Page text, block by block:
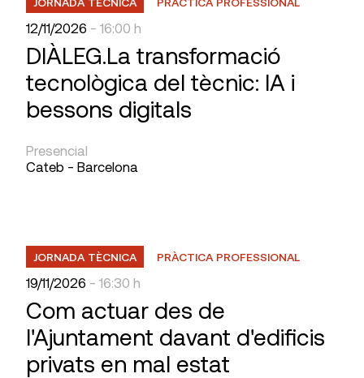
12/11/2026 - 16:00 h
DIÀLEG.La transformació
tecnològica del tècnic: IA i
bessons digitals
Presencial
Cateb - Barcelona
JORNADA TÈCNICA PRÀCTICA PROFESSIONAL
19/11/2026 - 16:30 h
Com actuar des de
l'Ajuntament davant d'edificis
privats en mal estat